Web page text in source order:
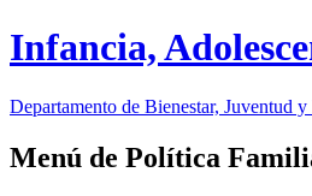
Infancia,
Departamento de Bienestar, Juventud
Menú de Política